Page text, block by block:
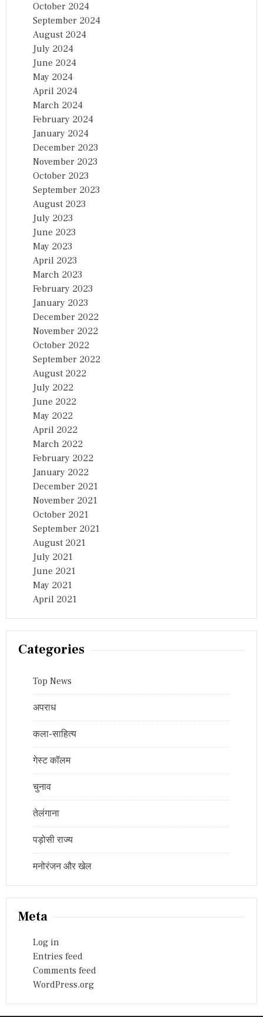
October 2024
September 2024
August 2024
July 2024
June 2024
May 2024
April 2024
March 2024
February 2024
January 2024
December 2023
November 2023
October 2023
September 2023
August 2023
July 2023
June 2023
May 2023
April 2023
March 2023
February 2023
January 2023
December 2022
November 2022
October 2022
September 2022
August 2022
July 2022
June 2022
May 2022
April 2022
March 2022
February 2022
January 2022
December 2021
November 2021
October 2021
September 2021
August 2021
July 2021
June 2021
May 2021
April 2021
Categories
Top News
अपराध
कला-साहित्य
गेस्ट कॉलम
चुनाव
तेलंगाना
पड़ोसी राज्य
मनोरंजन और खेल
Meta
Log in
Entries feed
Comments feed
WordPress.org